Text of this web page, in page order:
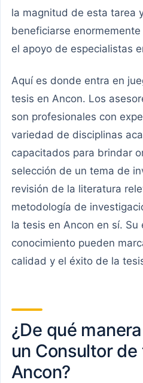
la magnitud de esta tarea
beneficiarse
el apoyo de especialistas
Aquí es donde entra en
tesis en Ancon. Los
son profesionales con
variedad de disciplinas
capacitados para brindar
selección de un tema de
revisión de la literatura
metodología de
la tesis en Ancon en sí. Su
conocimiento pueden
calidad y el éxito de la
¿De qué
un Consultor
Ancon?